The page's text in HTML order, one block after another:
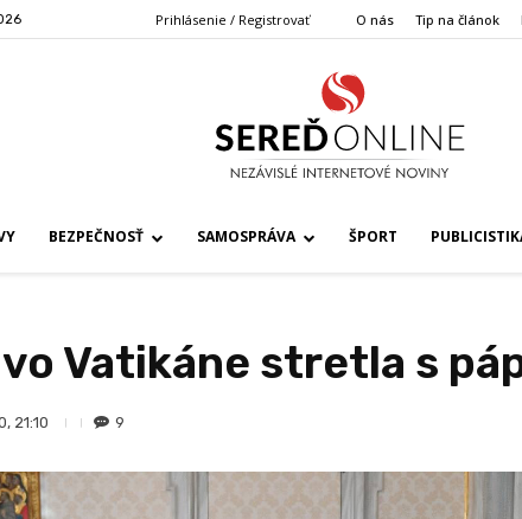
Prihlásenie / Registrovať O nás Tip na článok
BEZPEČNOSŤ SAMOSPRÁVA ŠPORT
Vatikáne stretla s
21:10 9